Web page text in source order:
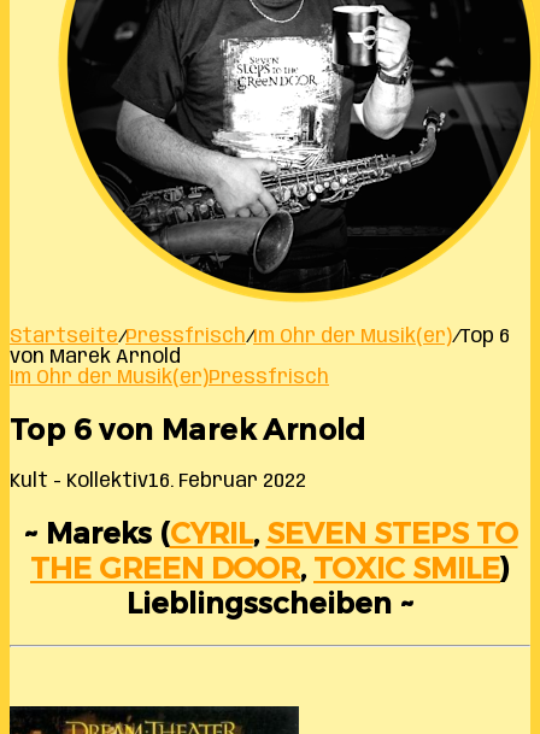
Startseite/Pressfrisch/Im Ohr der Musik(er)/Top 6
von Marek Arnold
Im Ohr der Musik(er)Pressfrisch
Top 6 von Marek Arnold
Kult - Kollektiv16. Februar 2022
~ Mareks (CYRIL, SEVEN STEPS TO
THE GREEN DOOR, TOXIC SMILE)
Lieblingsscheiben ~